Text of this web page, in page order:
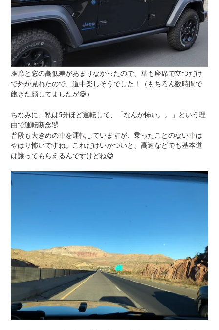
座席と窓の高低差があまりなかったので、華も座席で立つだけ
で外が見れたので、道中楽しそうでした！（もちろん数時間で
飽きた顔してましたが😅）
ちなみに、私は5分ほど運転して、「なんか怖い。。」という理
由で運転断念🤣
普段も大きめの車を運転していますが、乗ったことのない車は
やはり怖いですね。これだけいかついと、高速などでも基本道
は譲ってもらえるんですけどね😅